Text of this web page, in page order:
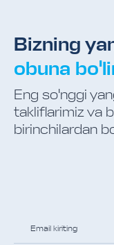
Bizning
obuna
Eng so'nggi
takliflarimiz va
birinchilardan